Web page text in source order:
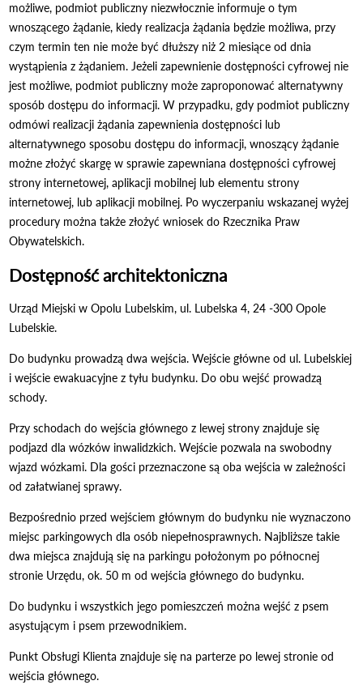
możliwe, podmiot publiczny niezwłocznie informuje o tym
wnoszącego żądanie, kiedy realizacja żądania będzie możliwa, przy
czym termin ten nie może być dłuższy niż 2 miesiące od dnia
wystąpienia z żądaniem. Jeżeli zapewnienie dostępności cyfrowej nie
jest możliwe, podmiot publiczny może zaproponować alternatywny
sposób dostępu do informacji. W przypadku, gdy podmiot publiczny
odmówi realizacji żądania zapewnienia dostępności lub
alternatywnego sposobu dostępu do informacji, wnoszący żądanie
możne złożyć skargę w sprawie zapewniana dostępności cyfrowej
strony internetowej, aplikacji mobilnej lub elementu strony
internetowej, lub aplikacji mobilnej. Po wyczerpaniu wskazanej wyżej
procedury można także złożyć wniosek do Rzecznika Praw
Obywatelskich.
Dostępność architektoniczna
Urząd Miejski w Opolu Lubelskim, ul. Lubelska 4, 24 -300 Opole
Lubelskie.
Do budynku prowadzą dwa wejścia. Wejście główne od ul. Lubelskiej
i wejście ewakuacyjne z tyłu budynku. Do obu wejść prowadzą
schody.
Przy schodach do wejścia głównego z lewej strony znajduje się
podjazd dla wózków inwalidzkich. Wejście pozwala na swobodny
wjazd wózkami. Dla gości przeznaczone są oba wejścia w zależności
od załatwianej sprawy.
Bezpośrednio przed wejściem głównym do budynku nie wyznaczono
miejsc parkingowych dla osób niepełnosprawnych. Najbliższe takie
dwa miejsca znajdują się na parkingu położonym po północnej
stronie Urzędu, ok. 50 m od wejścia głównego do budynku.
Do budynku i wszystkich jego pomieszczeń można wejść z psem
asystującym i psem przewodnikiem.
Punkt Obsługi Klienta znajduje się na parterze po lewej stronie od
wejścia głównego.